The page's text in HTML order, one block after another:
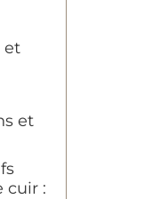
et
et
cuir :